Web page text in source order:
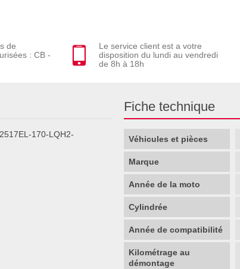
de
: CB -
Le service client est a votre
disposition du lundi au vendredi
de 8h à 18h
170-LQH2-
Fiche technique
Véhicules et pièces
Marque
Année de la moto
Cylindrée
Année de compatibilité
Kilométrage au
démontage